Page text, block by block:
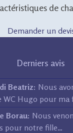
de
Demander un
Derniers avis
Beatriz: Nous
WC Hugo pour ma
Borau: Nous
pour notre fille…